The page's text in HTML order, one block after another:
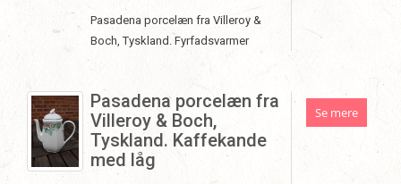
Pasadena porcelæn fra Villeroy &
Boch, Tyskland. Fyrfadsvarmer
Pasadena porcelæn fra
Villeroy & Boch,
Tyskland. Kaffekande
med låg
Se mere